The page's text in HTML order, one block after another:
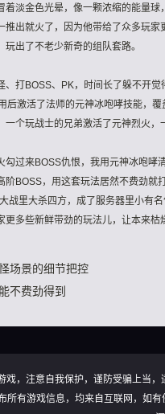
淡金色光晕，像一颗浓缩的能量
出就火了，因为他带给了众多玩
出了不老少新奇的组队套路。
打BOSS、PK，时间长了躲不开
后激活了法师的元神冰咆哮技能，
一个玩战士的兄弟激活了元神烈火
过来BOSS仇恨，我用元神冰咆哮
BOSS，用这套玩法居然不费劲就
战里大杀四方，成了服务器里小有
多些新鲜带劲的玩法儿，让本来
场景的细节把控
不费劲得到
戏，注意自我保护，谨防受骗上当
所有游戏信息，均来自互联网，如